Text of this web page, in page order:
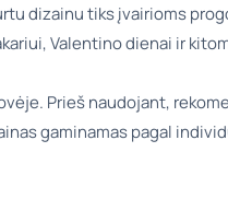
dizainu tiks įvairioms
Valentino dienai ir
Prieš naudojant,
gaminamas pagal